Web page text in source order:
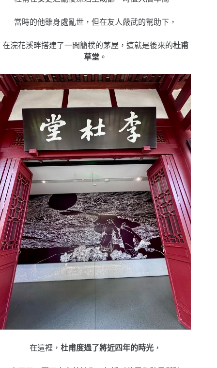
當時的他雖身處亂世，但在友人嚴武的幫助下，
在浣花溪畔搭建了一間簡樸的茅屋，這就是後來的杜甫
草堂 。
在這裡，杜甫度過了將近四年的時光 ，